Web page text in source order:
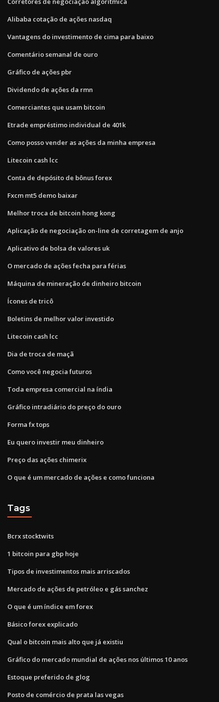
Alibaba cotação de ações nasdaq
Vantagens do investimento de cima para baixo
Comentário semanal de ouro
Gráfico de ações pbr
Dividendo de ações da rmn
Comerciantes que usam bitcoin
Etrade empréstimo individual de 401k
Como posso vender as ações da minha empresa
Litecoin cash lcc
Conta de depósito de bônus forex
Fxcm mt5 demo baixar
Melhor troca de bitcoin hong kong
Aplicação de negociação on-line de corretagem de anjo
Aplicativo de bolsa de valores uk
O mercado de ações fecha para férias
Máquina de mineração de dinheiro bitcoin
Ícones de tricô
Boletins de melhor valor investido
Litecoin cash lcc
Dia de troca de maçã
Como você negocia futuros
Toda empresa comercial na índia
Gráfico intradiário do preço do ouro
Forma fx tops
Eu quero investir meu dinheiro
Preço das ações chimerix
O que é um mercado de ações e como funciona
Tags
Bcrx stocktwits
1 bitcoin para gbp hoje
Tipos de investimentos mais arriscados
Mercado de ações de petróleo e gás sanchez
O que é um índice em forex
Básico forex explicado
Qual o bitcoin mais alto que já existiu
Gráfico do mercado mundial de ações nos últimos 10 anos
Estoque preferido de glog
Posto de comércio de prata las vegas